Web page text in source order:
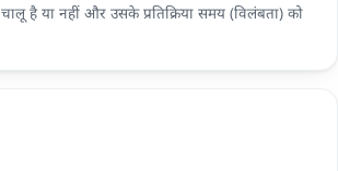
है या नहीं और उसके प्रतिक्रिया समय (विलंबता) को